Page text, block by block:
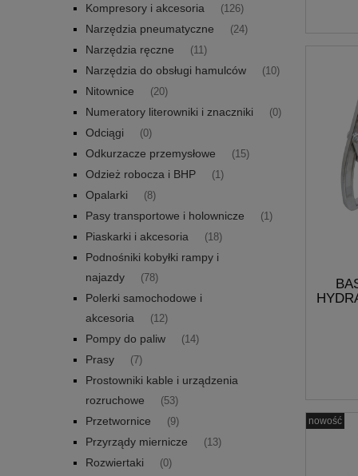
Kompresory i akcesoria (126)
Narzędzia pneumatyczne (24)
Narzędzia ręczne (11)
Narzędzia do obsługi hamulców (10)
Nitownice (20)
Numeratory literowniki i znaczniki (0)
Odciągi (0)
Odkurzacze przemysłowe (15)
Odzież robocza i BHP (1)
Opalarki (8)
Pasy transportowe i holownicze (1)
Piaskarki i akcesoria (18)
Podnośniki kobyłki rampy i
najazdy
(78)
Polerki samochodowe i
akcesoria
(12)
Pompy do paliw (14)
Prasy (7)
Prostowniki kable i urządzenia
rozruchowe
(53)
Przetwornice (9)
Przyrządy miernicze (13)
Rozwiertaki (0)
nowość